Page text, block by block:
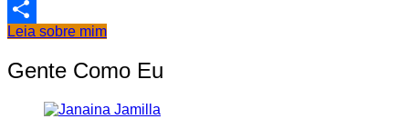
Email
Share
Leia sobre mim
Gente Como Eu